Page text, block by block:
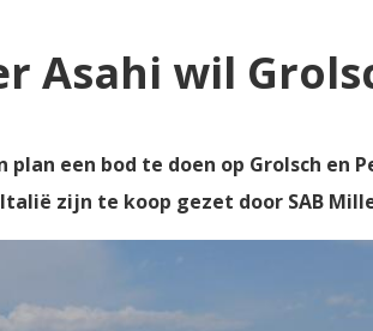
Asahi wil
plan een bod te doen op Grolsch en
zijn te koop gezet door SAB